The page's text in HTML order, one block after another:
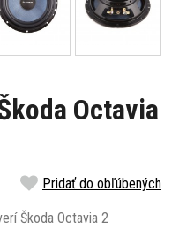
Octavia
Pridať do obľúbených
Škoda Octavia 2